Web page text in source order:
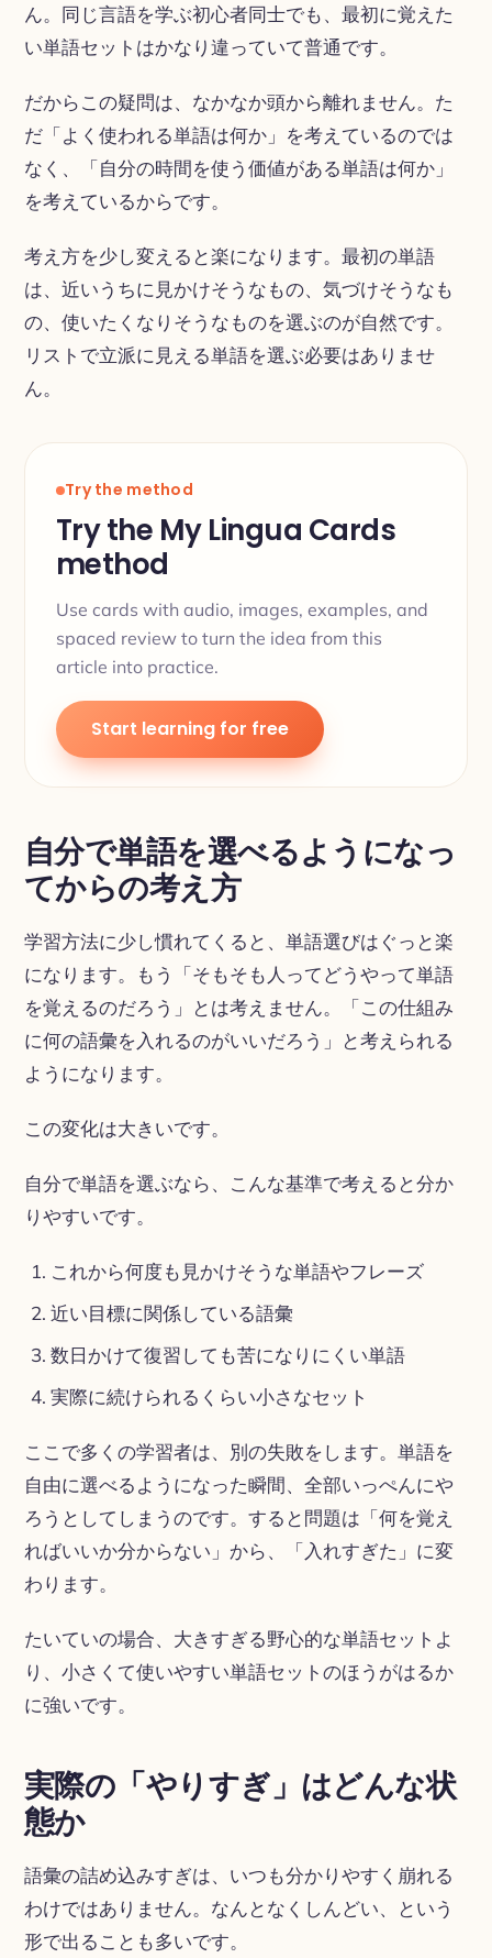
ん。同じ言語を学ぶ初心者同士でも、最初に覚えた
い単語セットはかなり違っていて普通です。
だからこの疑問は、なかなか頭から離れません。た
だ「よく使われる単語は何か」を考えているのでは
なく、「自分の時間を使う価値がある単語は何か」
を考えているからです。
考え方を少し変えると楽になります。最初の単語
は、近いうちに見かけそうなもの、気づけそうなも
の、使いたくなりそうなものを選ぶのが自然です。
リストで立派に見える単語を選ぶ必要はありませ
ん。
Try the method
Try the My Lingua Cards
method
Use cards with audio, images, examples, and
spaced review to turn the idea from this
article into practice.
Start learning for free
自分で単語を選べるようになっ
てからの考え方
学習方法に少し慣れてくると、単語選びはぐっと楽
になります。もう「そもそも人ってどうやって単語
を覚えるのだろう」とは考えません。「この仕組み
に何の語彙を入れるのがいいだろう」と考えられる
ようになります。
この変化は大きいです。
自分で単語を選ぶなら、こんな基準で考えると分か
りやすいです。
これから何度も見かけそうな単語やフレーズ
近い目標に関係している語彙
数日かけて復習しても苦になりにくい単語
実際に続けられるくらい小さなセット
ここで多くの学習者は、別の失敗をします。単語を
自由に選べるようになった瞬間、全部いっぺんにや
ろうとしてしまうのです。すると問題は「何を覚え
ればいいか分からない」から、「入れすぎた」に変
わります。
たいていの場合、大きすぎる野心的な単語セットよ
り、小さくて使いやすい単語セットのほうがはるか
に強いです。
実際の「やりすぎ」はどんな状
態か
語彙の詰め込みすぎは、いつも分かりやすく崩れる
わけではありません。なんとなくしんどい、という
形で出ることも多いです。